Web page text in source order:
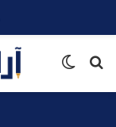
بحث